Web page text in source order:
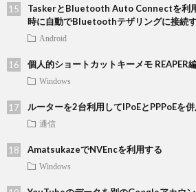
TaskerとBluetooth Auto Connectを利
時に自動でBluetoothテザリングに接続
Android
個人的ショートカットキーメモ REAPER
Windows
ルーターを2台利用してIPoEとPPPoEを
通信
AmatsukazeでNVEncを利用する
Windows